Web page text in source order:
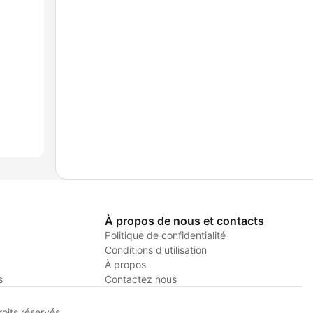
À propos de nous et contacts
Politique de confidentialité
Conditions d'utilisation
À propos
Contactez nous